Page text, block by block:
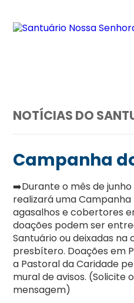
NOTÍCIAS DO
Campanha
➡️Durante o mês de
realizará uma
agasalhos e cobertores
doações podem ser
Santuário ou deixadas na
presbítero. Doações em
a Pastoral da Caridade
mural de avisos. (Solicite
mensagem)